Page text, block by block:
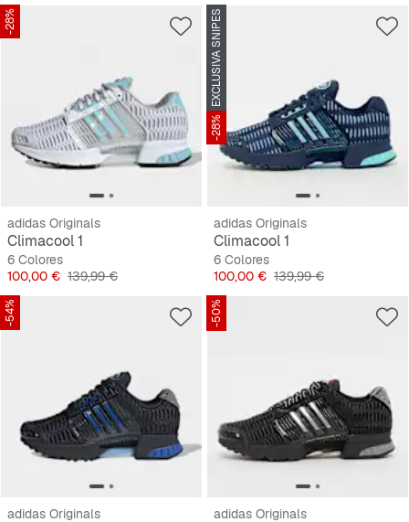
-28%
adidas Originals
Climacool 1
6 Colores
Precio
100,00 € Precio original
139,99 €
EXCLUSIVA SNIPES
-28%
adidas Originals
Climacool 1
6 Colores
Precio
100,00 € Precio original
139,99 €
-54%
adidas Originals
-50%
adidas Originals